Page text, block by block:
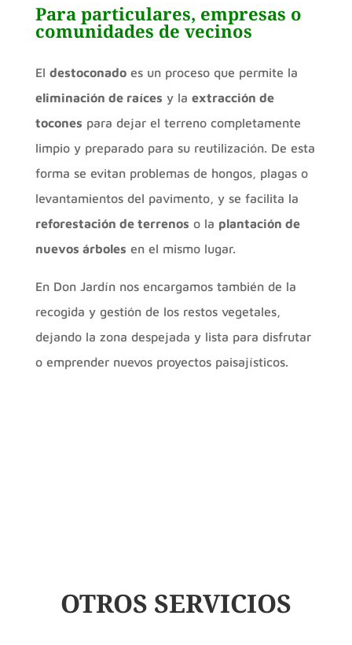
Para particulares, empresas o
comunidades de vecinos
El destoconadoes un proceso que permite la
eliminación de raíces y la extracción de
tocones para dejar el terreno completamente
limpio y preparado para su reutilización. De esta
forma se evitan problemas de hongos, plagas o
levantamientos del pavimento, y se facilita la
reforestación de terrenos o la plantación de
nuevos árboles en el mismo lugar.
En Don Jardín nos encargamos también de la
recogida y gestión de los restos vegetales,
dejando la zona despejada y lista para disfrutar
o emprender nuevos proyectos paisajísticos.
OTROS SERVICIOS